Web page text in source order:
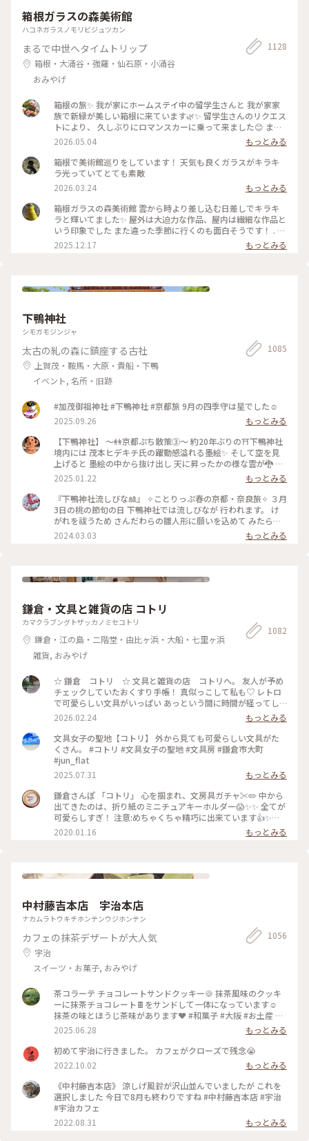
⤵︎ ︎下のスポットから ことりっぷさんの記事がご覧になれます
よ😊 * #花を愉しむ #ことりっぷ京都 #京都 #和紙 #彩り文様香
#包み香 #和詩倶楽部 #わしくらぶ #お土産 #おみやげ #おみや
げ図鑑 #お香 #白檀 #和紙 #こもりっぷ仙台 #カメラ #カメラ初
心者🔰 #fumitubu
箱根ガラスの森美術館
ハコネガラスノモリビジュツカン
まるで中世へタイムトリップ
箱根・大涌谷・強羅・仙石原・小涌谷
おみやげ
1128
箱根の旅✨ 我が家にホームステイ中の留学生さんと 我が家家
族で新緑が美しい箱根に来ています🌿✨ 留学生さんのリクエス
トにより、 久しぶりにロマンスカーに乗って来ました😊 まず
は、箱根ガラスの森美術館へ°˖✧ 1番感動したのが、庭園でひ
ときわ輝いていた 「クリスタル・ガラスの藤の花」💙💜🤍 藤
の花は春から初夏にかけて 箱根の山間に美しく咲くそうで、
またイタリア•フィレンツェにも 名所があるそうです✨ その藤
の花をクリスタル・ガラスで表現... 爽やかな初夏の風と木漏れ
日に輝く様子は 夢のように美しかったです𖧷 ⁺. 【展示期間】
2026年3月14日から6月25日まで。 #箱根ガラスの森美術館 #
箱根 #ちいさな列車旅 #クリスタル・ガラスの藤の花 #藤の花
#藤 #久しぶりにロマンスカー
2026.05.04
もっとみる
箱根で美術館巡りをしています！ 天気も良くガラスがキラキ
ラ光っていてとても素敵
2026.03.24
もっとみる
箱根ガラスの森美術館 雲から時より差し込む日差しでキラキ
ラと輝いてました✨ 屋外は大迫力な作品、屋内は繊細な作品と
いう印象でした また違った季節に行くのも面白そうです！ . #
2025.12.17 もっとみる
下鴨神社
シモガモジンジャ
太古の糺の森に鎮座する古社
上賀茂・鞍馬・大原・貴船・下鴨
イベント, 名所・旧跡
1085
#加茂御祖神社 #下鴨神社 #京都旅 9月の四季守は星でした☺️
2025.09.26
もっとみる
【下鴨神社】 〜👭京都ぷち散策③〜 約20年ぶりの⛩️下鴨神社
境内には 茂本ヒデキチ氏の躍動感溢れる墨絵✨ そして空を見
上げると 墨絵の中から抜け出し 天に昇ったかの様な雲が🐉 パ
ワーを感じ見入ってしまったd-maruでした #ご利益めぐり #
下鴨神社
2025.01.22
もっとみる
『下鴨神社流しびな🎎』 ✧︎ことりっぷ春の京都・奈良旅✧︎ ３月
3日の桃の節句の日 下鴨神社では流しびなが 行われます。 け
がれを祓うため さんだわらの雛人形に願いを込めて みたらし
川にひな人形を流します。 ちょうどこの日下鴨神社を 訪れる
予定だったので なんとか見てみたいと思って 行きましたが、
ことができました🎎😆 平安時代の装束をした お雛様や来賓や
児たちの歌うひな祭りの歌に ほっこり癒され 京都の雅な伝統
行事に 少しふれることができて よかったです🥰 ・ ・ #春色さ
がし #私のことりっぷ旅 #ことりっぷ春の京都・奈良旅 #母娘
旅 #下鴨神社 #流しびな #流し雛 #伝統行事 #桃の節句 #ひな祭
り #お雛様 #お内裏様 #雛人形 #たわわちゃん #京都 #出町柳 #
2024.03.03 もっとみる
鎌倉・文具と雑貨の店 コトリ
カマクラブングトザッカノミセコトリ
鎌倉・江の島・二階堂・由比ヶ浜・大船・七里ヶ浜
雑貨, おみやげ
1082
☆ 鎌倉 コトリ ☆ 文具と雑貨の店 コトリへ。 友人が予め
チェックしていたおくすり手帳！ 真似っこして私も♡ レトロ
で可愛らしい文具がいっぱい あっという間に時間が経ってし
まいます。 そして懲りずにまた、小さいファイルを買ってしま
った‥ #文具 #雑貨 #鎌倉 #鎌倉コトリ
2026.02.24
もっとみる
文具女子の聖地【コトリ】 外から見ても可愛らしい文具がた
くさん。 #コトリ #文具女子の聖地 #文具房 #鎌倉市大町
#jun_flat
2025.07.31
もっとみる
鎌倉さんぽ 「コトリ」 心を掴まれ、文房具ガチャ✂️✏️ 中から
出てきたのは、折り紙のミニチュアキーホルダー😱✨✨ 全てが
可愛らしすぎ！ 注意:めちゃくちゃ精巧に出来ています👍✨
集めたくなるやつです…笑。 #鎌倉#コトリ#ガチャガチャ#折
り紙
2020.01.16 もっとみる
中村藤吉本店 宇治本店
ナカムラトウキチホンテンウジホンテン
カフェの抹茶デザートが大人気
宇治
スイーツ・お菓子, おみやげ
1056
茶コラーテ チョコレートサンドクッキー🍪 抹茶風味のクッキ
ーに抹茶チョコレート🍫をサンドして一体になっています☺️
抹茶の味とほうじ茶味があります❤️ #和菓子 #大阪 #お土産 #
京都 #抹茶 #アートな景色 抹茶の生茶ゼリイを本当は買うつも
りだったのですが... 持って歩く🚶のはちょっと… と思って、後
からお店に寄ったら売り切れ！Σ(×_×;)!残念、あの時買って
置けば… 仕方ないので、これにしました。🩷 美味しいクッキ
ー🍪で良かったです☺️ 大阪のKITTEと阪急百貨店で手に入り
ます❤️ スポットは宇治の本店にしました。
2025.06.28
もっとみる
初めて宇治に行きました。 カフェがクローズで残念😭
2022.10.02
もっとみる
《中村藤吉本店》 涼しげ風鈴が沢山並んでいましたが これを
選択しました 今日で8月も終わりですね #中村藤吉本店 #宇治
#宇治カフェ
2022.08.31
もっとみる